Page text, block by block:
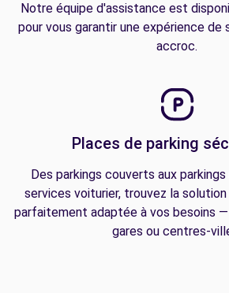
Notre équipe d'assistance est
pour vous garantir une expérience de
accroc.
Places de parking
Des parkings couverts aux
services voiturier, trouvez la
parfaitement adaptée à vos besoins
gares ou centres-